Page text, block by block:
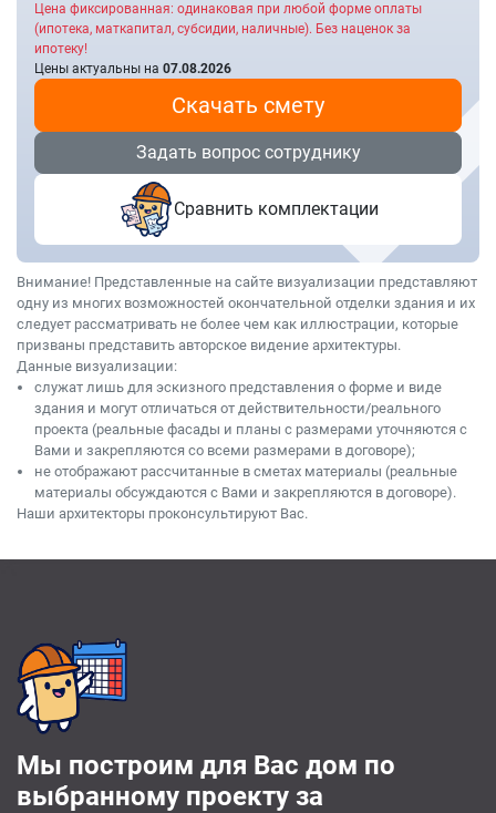
Цена фиксированная: одинаковая при любой форме оплаты
(ипотека, маткапитал, субсидии, наличные). Без наценок за
ипотеку!
Цены актуальны на 07.08.2026
Скачать смету
Задать вопрос сотруднику
Сравнить комплектации
Внимание! Представленные на сайте визуализации представляют
одну из многих возможностей окончательной отделки здания и их
следует рассматривать не более чем как иллюстрации, которые
призваны представить авторское видение архитектуры.
Данные визуализации:
служат лишь для эскизного представления о форме и виде
здания и могут отличаться от действительности/реального
проекта (реальные фасады и планы с размерами уточняются с
Вами и закрепляются со всеми размерами в договоре);
не отображают рассчитанные в сметах материалы (реальные
материалы обсуждаются с Вами и закрепляются в договоре).
Наши архитекторы проконсультируют Вас.
Мы построим для Вас дом по
выбранному проекту за